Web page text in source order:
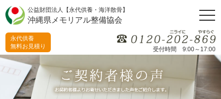
公益財団法人【永代供養・海洋散骨】
沖縄県メモリアル整備協会
受付時間 9:00～17:00
永代供養
無料お見積り